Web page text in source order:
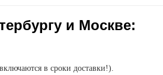
и Москве:
в сроки доставки!).